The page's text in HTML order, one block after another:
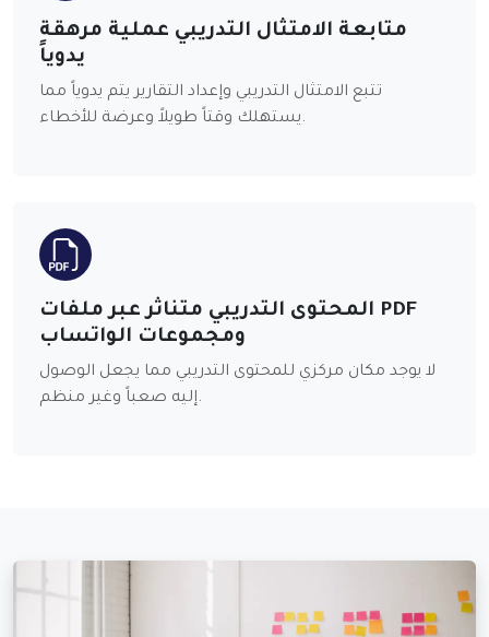
متابعة الامتثال التدريبي عملية مرهقة
يدوياً
تتبع الامتثال التدريبي وإعداد التقارير يتم يدوياً مما
يستهلك وقتاً طويلاً وعرضة للأخطاء.
المحتوى التدريبي متناثر عبر ملفات PDF
ومجموعات الواتساب
لا يوجد مكان مركزي للمحتوى التدريبي مما يجعل الوصول
إليه صعباً وغير منظم.